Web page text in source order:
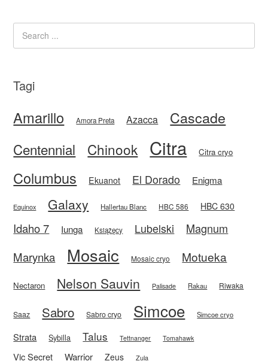
Tagi
Amarillo Amora Preta Azacca Cascade
Centennial Chinook Citra Citra cryo
Columbus Ekuanot El Dorado Enigma
Equinox Galaxy Hallertau Blanc HBC 586 HBC 630
Idaho 7 Iunga Książęcy Lubelski
Magnum
Marynka
Mosaic Mosaic cryo Motueka
Nectaron Nelson Sauvin Palisade Rakau Riwaka
Saaz Sabro Sabro cryo Simcoe Simcoe cryo
Strata Sybilla Talus Tettnanger Tomahawk
Vic Secret Warrior Zeus Zula